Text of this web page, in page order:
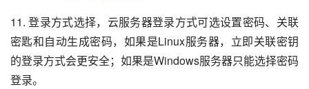
11. 登录方式选择，云服务器登录方式可选设置密码、关联
密匙和自动生成密码，如果是Linux服务器，立即关联密钥
的登录方式会更安全；如果是Windows服务器只能选择密码
登录。